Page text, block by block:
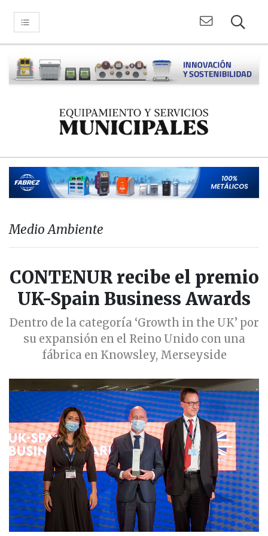
Medio Ambiente
CONTENUR recibe el premio
UK-Spain Business Awards
Dentro de la categoría ‘Growth in the UK’ por
su expansión en el Reino Unido con una
fábrica en Knowsley, Merseyside